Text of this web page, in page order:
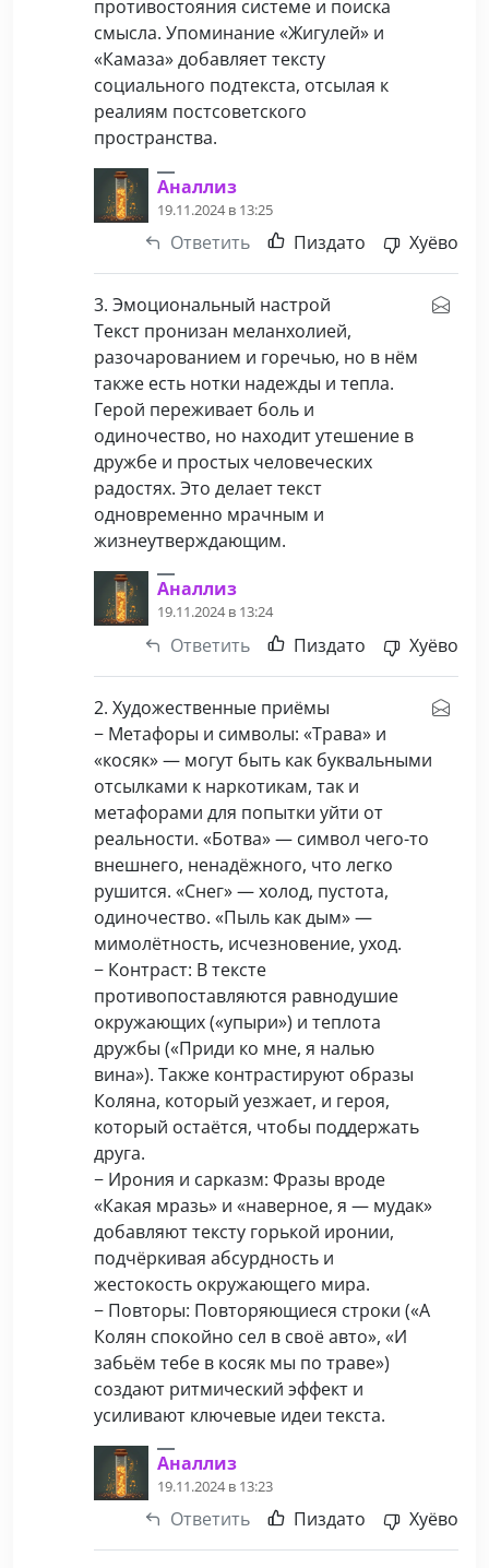
противостояния системе и поиска
смысла. Упоминание «Жигулей» и
«Камаза» добавляет тексту
социального подтекста, отсылая к
реалиям постсоветского
пространства.
Аналлиз
19.11.2024 в 13:25
Ответить Пиздато Хуёво
3. Эмоциональный настрой
Текст пронизан меланхолией,
разочарованием и горечью, но в нём
также есть нотки надежды и тепла.
Герой переживает боль и
одиночество, но находит утешение в
дружбе и простых человеческих
радостях. Это делает текст
одновременно мрачным и
жизнеутверждающим.
Аналлиз
19.11.2024 в 13:24
Ответить Пиздато Хуёво
2. Художественные приёмы
− Метафоры и символы: «Трава» и
«косяк» — могут быть как буквальными
отсылками к наркотикам, так и
метафорами для попытки уйти от
реальности. «Ботва» — символ чего-то
внешнего, ненадёжного, что легко
рушится. «Снег» — холод, пустота,
одиночество. «Пыль как дым» —
мимолётность, исчезновение, уход.
− Контраст: В тексте
противопоставляются равнодушие
окружающих («упыри») и теплота
дружбы («Приди ко мне, я налью
вина»). Также контрастируют образы
Коляна, который уезжает, и героя,
который остаётся, чтобы поддержать
друга.
− Ирония и сарказм: Фразы вроде
«Какая мразь» и «наверное, я — мудак»
добавляют тексту горькой иронии,
подчёркивая абсурдность и
жестокость окружающего мира.
− Повторы: Повторяющиеся строки («А
Колян спокойно сел в своё авто», «И
забьём тебе в косяк мы по траве»)
создают ритмический эффект и
усиливают ключевые идеи текста.
Аналлиз
19.11.2024 в 13:23
Ответить Пиздато Хуёво